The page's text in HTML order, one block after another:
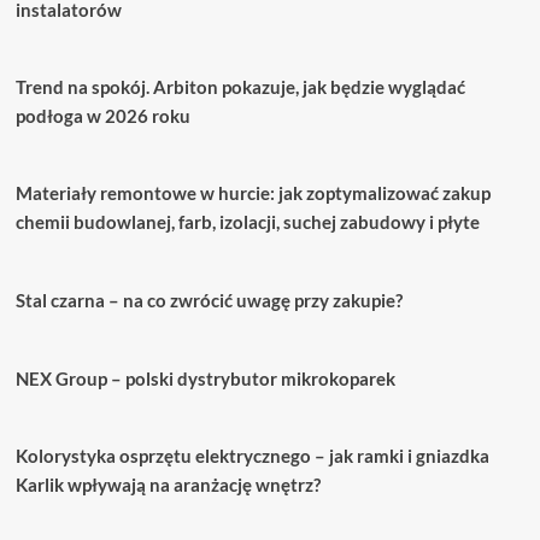
instalatorów
Trend na spokój. Arbiton pokazuje, jak będzie wyglądać
podłoga w 2026 roku
Materiały remontowe w hurcie: jak zoptymalizować zakup
chemii budowlanej, farb, izolacji, suchej zabudowy i płyte
Stal czarna – na co zwrócić uwagę przy zakupie?
NEX Group – polski dystrybutor mikrokoparek
Kolorystyka osprzętu elektrycznego – jak ramki i gniazdka
Karlik wpływają na aranżację wnętrz?